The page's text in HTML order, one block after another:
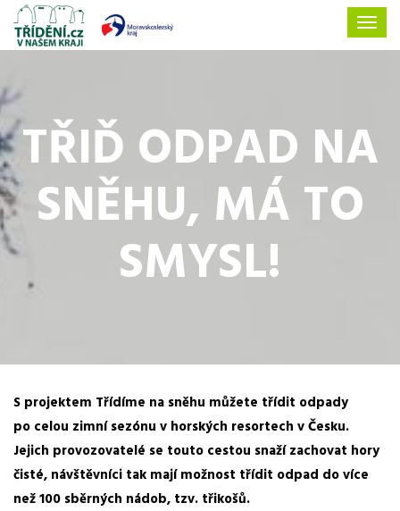
TŘIĎ ODPAD NA
SNĚHU, MÁ TO
SMYSL!
S projektem Třídíme na sněhu můžete třídit odpady
po celou zimní sezónu v horských resortech v Česku.
Jejich provozovatelé se touto cestou snaží zachovat hory
čisté, návštěvníci tak mají možnost třídit odpad do více
než 100 sběrných nádob, tzv. třikošů.